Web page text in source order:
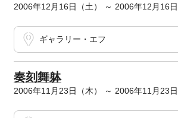
2006年12月16日（土） ～ 2006年12月16日
ギャラリー・エフ
奏刻舞躰
2006年11月23日（木） ～ 2006年11月23日